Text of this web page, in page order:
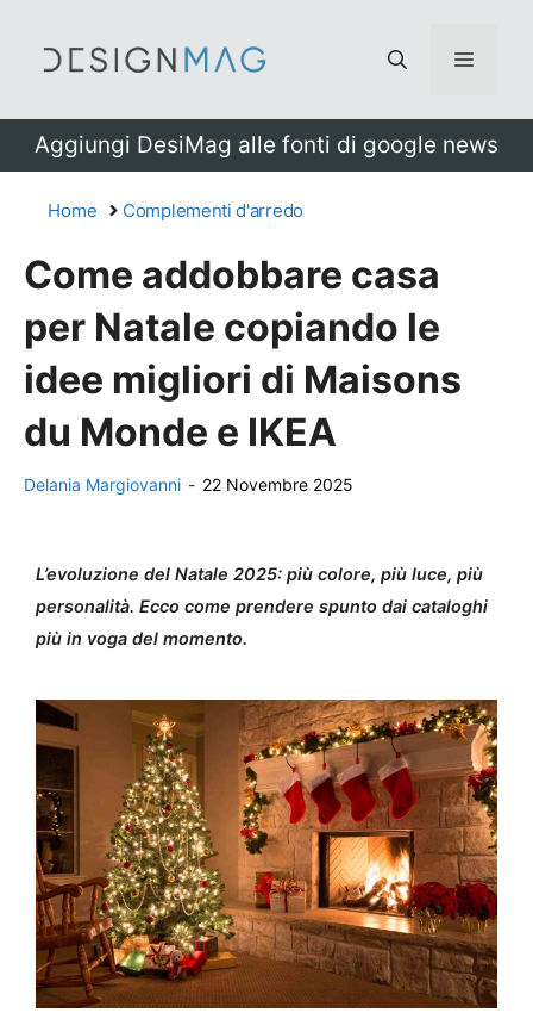
Menu
Aggiungi DesiMag alle fonti di google news
Home Complementi d'arredo
Come addobbare casa
per Natale copiando le
idee migliori di Maisons
du Monde e IKEA
Delania Margiovanni - 22 Novembre 2025
L’evoluzione del Natale 2025: più colore, più luce, più
personalità. Ecco come prendere spunto dai cataloghi
più in voga del momento.